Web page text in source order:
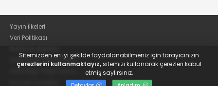
Yayın İlkeleri
Veri Politikası
KVKK Aydınlatma Metni
Sitemizden en iyi şekilde faydalanabilmeniz için tarayıcınızın
çerezlerini kullanmaktayız,sitemizi kullanarak çerezleri kabul
etmiş saylırsınız.